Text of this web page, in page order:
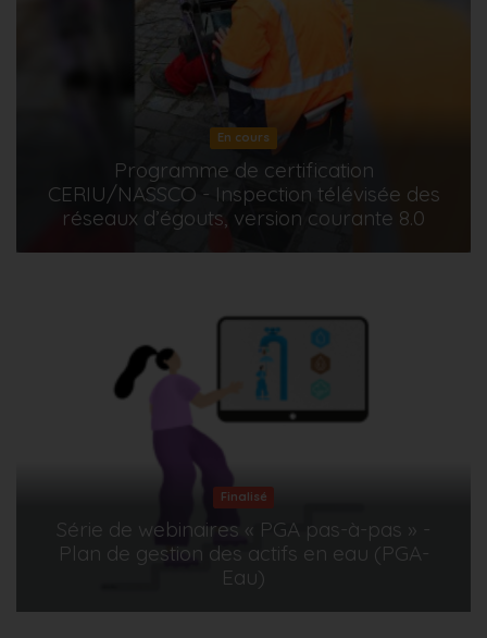
En cours
Programme de certification
CERIU/NASSCO - Inspection télévisée des
réseaux d’égouts, version courante 8.0
Finalisé
Série de webinaires « PGA pas-à-pas » -
Plan de gestion des actifs en eau (PGA-
Eau)